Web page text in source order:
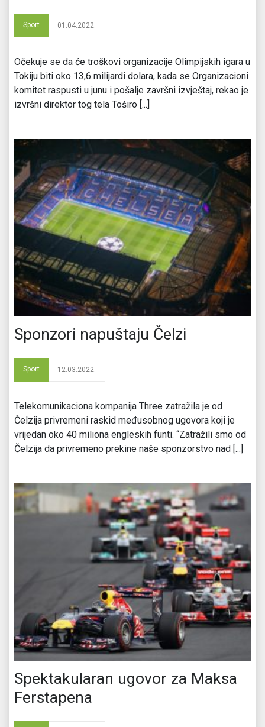
Sport 01.04.2022.
Očekuje se da će troškovi organizacije Olimpijskih igara u
Tokiju biti oko 13,6 milijardi dolara, kada se Organizacioni
komitet raspusti u junu i pošalje završni izvještaj, rekao je
izvršni direktor tog tela Toširo [...]
Sponzori napuštaju Čelzi
Sport 12.03.2022.
Telekomunikaciona kompanija Three zatražila je od
Čelzija privremeni raskid međusobnog ugovora koji je
vrijedan oko 40 miliona engleskih funti. “Zatražili smo od
Čelzija da privremeno prekine naše sponzorstvo nad [...]
Spektakularan ugovor za Maksa
Ferstapena